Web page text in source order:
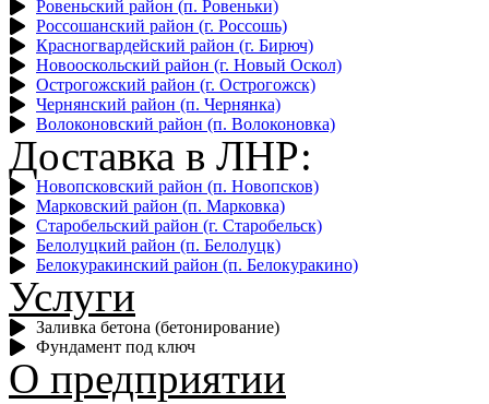
Ровеньский район (п. Ровеньки)
Россошанский район (г. Россошь)
Красногвардейский район (г. Бирюч)
Новооскольский район (г. Новый Оскол)
Острогожский район (г. Острогожск)
Чернянский район (п. Чернянка)
Волоконовский район (п. Волоконовка)
Доставка в ЛНР:
Новопсковский район (п. Новопсков)
Марковский район (п. Марковка)
Старобельский район (г. Старобельск)
Белолуцкий район (п. Белолуцк)
Белокуракинский район (п. Белокуракино)
Услуги
Заливка бетона (бетонирование)
Фундамент под ключ
О предприятии